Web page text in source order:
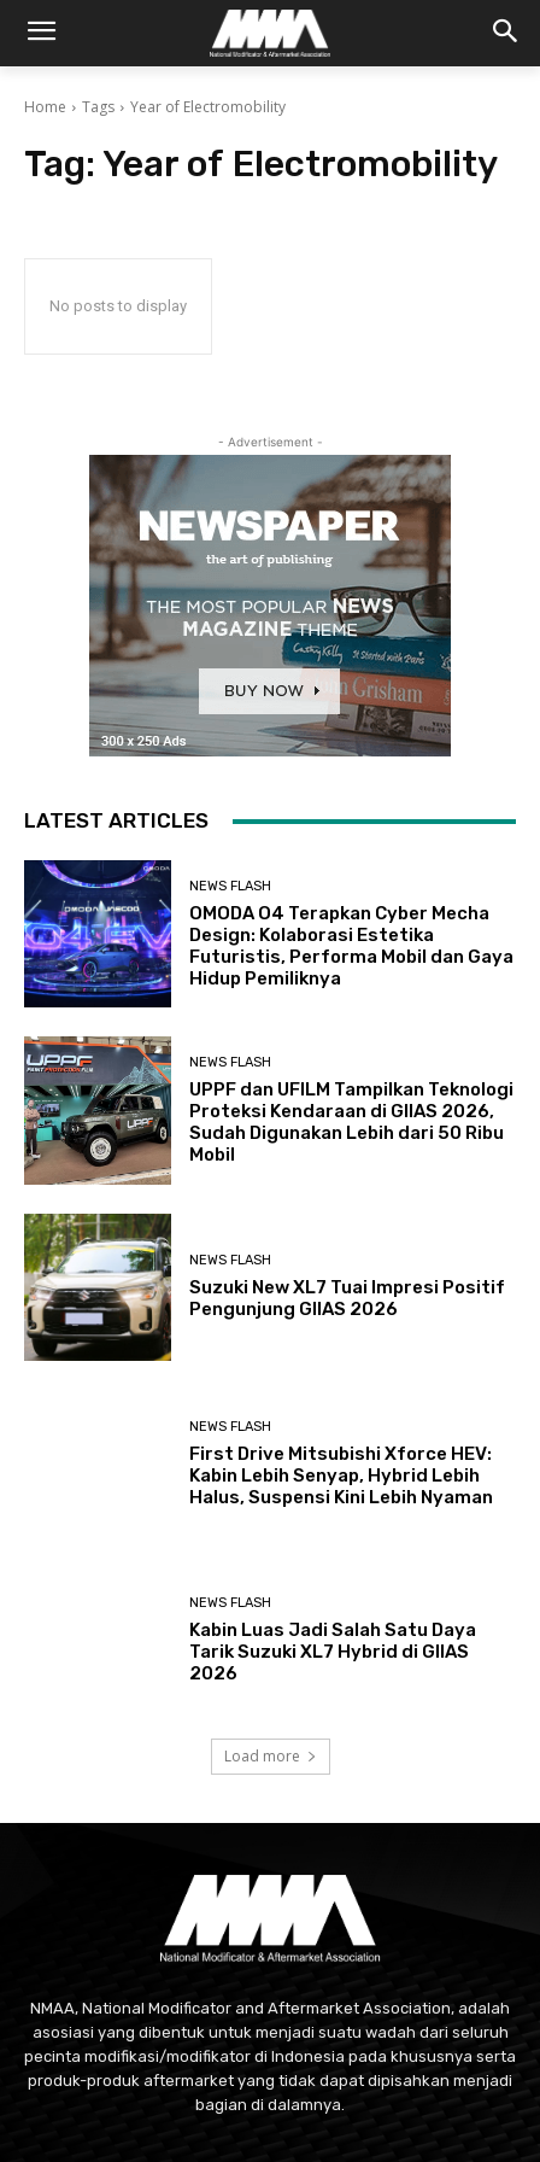
Home Tags Year of Electromobility
Tag: Year of Electromobility
No posts to display
- Advertisement -
LATEST ARTICLES
NEWS FLASH
OMODA O4 Terapkan Cyber Mecha
Design: Kolaborasi Estetika
Futuristis, Performa Mobil dan Gaya
Hidup Pemiliknya
NEWS FLASH
UPPF dan UFILM Tampilkan Teknologi
Proteksi Kendaraan di GIIAS 2026,
Sudah Digunakan Lebih dari 50 Ribu
Mobil
NEWS FLASH
Suzuki New XL7 Tuai Impresi Positif
Pengunjung GIIAS 2026
NEWS FLASH
First Drive Mitsubishi Xforce HEV:
Kabin Lebih Senyap, Hybrid Lebih
Halus, Suspensi Kini Lebih Nyaman
NEWS FLASH
Kabin Luas Jadi Salah Satu Daya
Tarik Suzuki XL7 Hybrid di GIIAS
2026
Load more
NMAA, National Modificator and Aftermarket Association, adalah
asosiasi yang dibentuk untuk menjadi suatu wadah dari seluruh
pecinta modifikasi/modifikator di Indonesia pada khususnya serta
produk-produk aftermarket yang tidak dapat dipisahkan menjadi
bagian di dalamnya.